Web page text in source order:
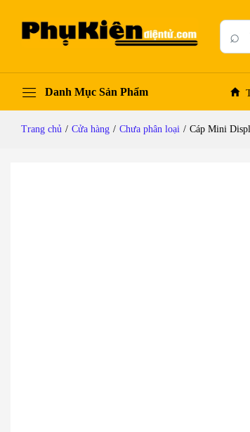
⌕
Danh Mục Sản Phẩm
Trang chủ / Cửa hàng / Chưa phân loại / Cáp Mini
Mô tả chi tiết Thông số kỹ thuật